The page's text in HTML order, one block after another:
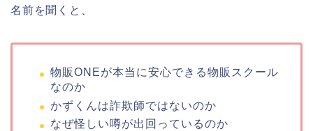
名前を聞くと、
物販ONEが本当に安心できる物販スクール
なのか
かずくんは詐欺師ではないのか
なぜ怪しい噂が出回っているのか